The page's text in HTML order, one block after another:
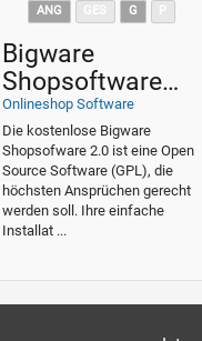
ANG G
Bigware
Shopsoftware
2.0 (Open
Source)
Onlineshop Software
Die kostenlose Bigware
Shopsofware 2.0 ist eine Open
Source Software (GPL), die
höchsten Ansprüchen gerecht
werden soll. Ihre einfache
Installat ...